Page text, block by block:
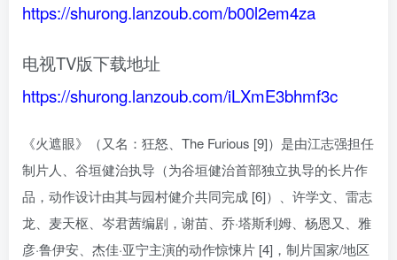
https://shurong.lanzoub.com/b00l2em4za
电视TV版下载地址
https://shurong.lanzoub.com/iLXmE3bhmf3c
《火遮眼》（又名：狂怒、The Furious [9]）是由江志强担任
制片人、谷垣健治执导（为谷垣健治首部独立执导的长片作
品，动作设计由其与园村健介共同完成 [6]）、许学文、雷志
龙、麦天枢、岑君茜编剧，谢苗、乔·塔斯利姆、杨恩又、雅
彦·鲁伊安、杰佳·亚宁主演的动作惊悚片 [4]，制片国家/地区